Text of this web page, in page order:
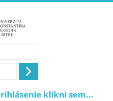
Prihlásiť
sa
klikni sem...